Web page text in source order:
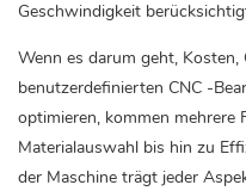
Geschwindigkeit
Wenn es darum geht,
benutzerdefinierten CNC -
optimieren, kommen mehrere
Materialauswahl bis hin zu
der Maschine trägt jeder